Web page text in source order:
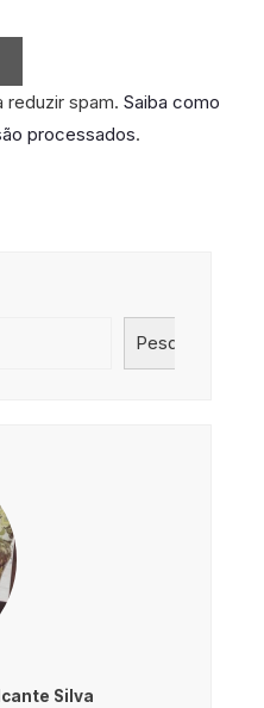
reduzir spam. Saiba como
processados.
Pesquisar
Silva